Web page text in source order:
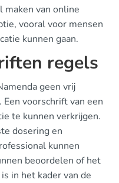
maken van online
vooral voor mensen
kunnen gaan.
regels
geen vrij
voorschrift van een
te kunnen verkrijgen.
dosering en
kunnen
beoordelen of het
in het kader van de